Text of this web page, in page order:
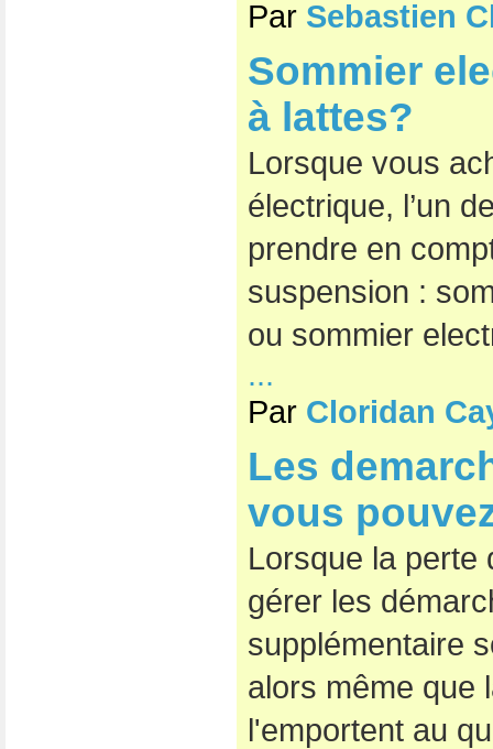
Par Sebastien
Sommier
à lattes?
Lorsque vous
électrique, l’un
prendre en
suspension :
ou sommier
...
Par Cloridan
Les
vous
Lorsque la perte
gérer les
supplémentaire
alors même que
l'emportent au